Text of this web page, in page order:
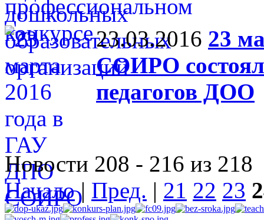
23.03.2016 23
СОИРО
педагогов ДОО
Новости 208 - 216 из 218
Начало| Пред. | 21 22 23